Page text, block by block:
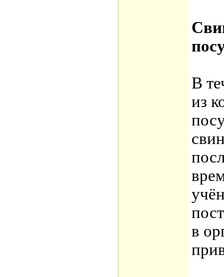
В
из
в